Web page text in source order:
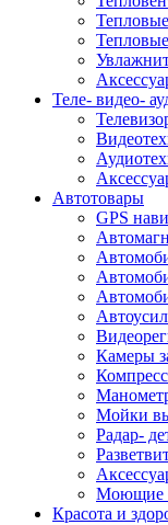
Теле- видео-
Автотовары
GPS
Камеры
Мойки
Радар-
Моющие
Красота и